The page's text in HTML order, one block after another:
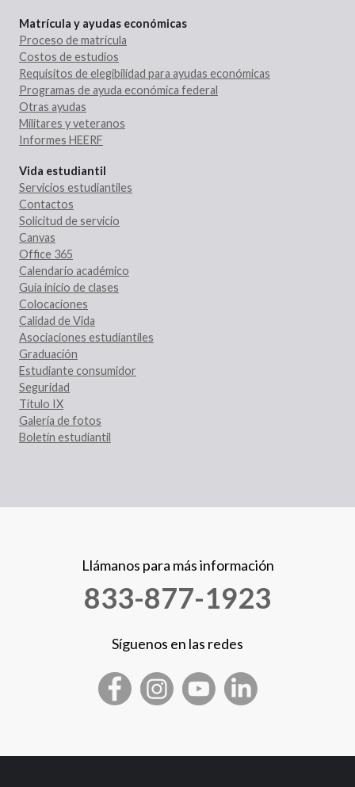
Matrícula y ayudas económicas
Proceso de matrícula
Costos de estudios
Requisitos de elegibilidad para ayudas económicas
Programas de ayuda económica federal
Otras ayudas
Militares y veteranos
Informes HEERF
Vida estudiantil
Servicios estudiantiles
Contactos
Solicitud de servicio
Canvas
Office 365
Calendario académico
Guía inicio de clases
Colocaciones
Calidad de Vida
Asociaciones estudiantiles
Graduación
Estudiante consumidor
Seguridad
Título IX
Galería de fotos
Boletín estudiantil
Llámanos para más información
833-877-1923
Síguenos en las redes